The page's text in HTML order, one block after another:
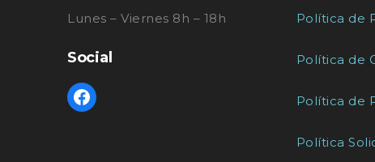
Lunes – Viernes 8h – 18h
Social
Política de
Política de
Política de
Política